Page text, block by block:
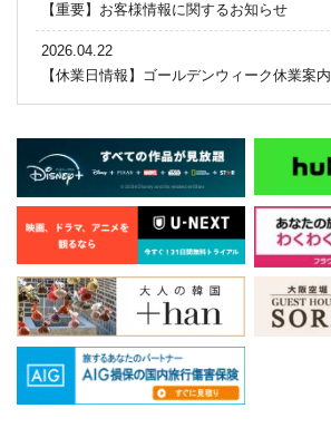
【重要】お客様情報に関するお知らせ
2026.04.22
【休業日情報】ゴールデンウィーク休業案内